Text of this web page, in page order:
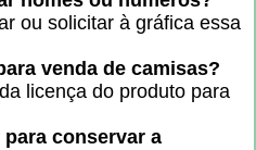
ou solicitar à gráfica essa
venda de camisas?
licença do produto para
conservar a